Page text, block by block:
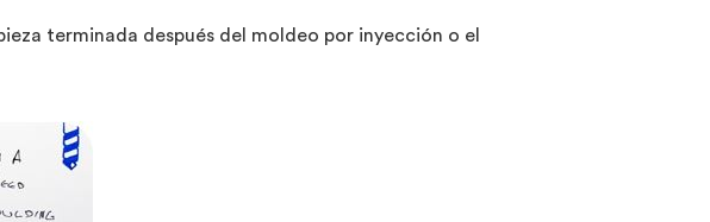
terminada después del moldeo por inyección o el